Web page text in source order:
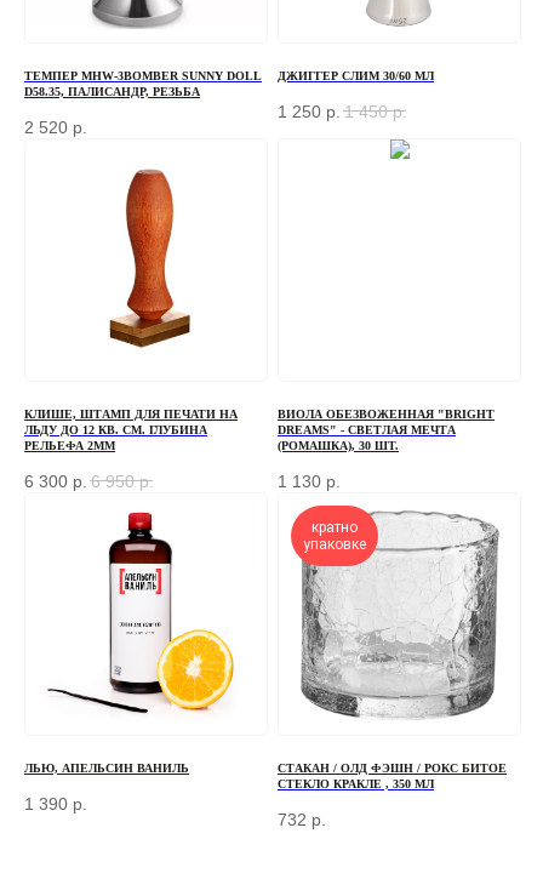
ТЕМПЕР MHW-3BOMBER SUNNY DOLL
D58.35, ПАЛИСАНДР, РЕЗЬБА
2 520 р.
ДЖИГГЕР СЛИМ 30/60 МЛ
1 250 р. 1 450 р.
КЛИШЕ, ШТАМП ДЛЯ ПЕЧАТИ НА
ЛЬДУ ДО 12 КВ. СМ. ГЛУБИНА
РЕЛЬЕФА 2ММ
6 300 р. 6 950 р.
ВИОЛА ОБЕЗВОЖЕННАЯ "BRIGHT
DREAMS" - СВЕТЛАЯ МЕЧТА
(РОМАШКА), 30 ШТ.
1 130 р.
ЛЬЮ, АПЕЛЬСИН ВАНИЛЬ
1 390 р.
кратно
упаковке
СТАКАН / ОЛД ФЭШН / РОКС БИТОЕ
СТЕКЛО КРАКЛЕ , 350 МЛ
732 р.
Если у вас есть вопросы по ассортименту или
нужна консультация — оставьте свои контакты, мы
свяжемся с вами
Отправляя форму, вы соглашаетесь
с Политикой
ОТПРАВИТЬ
ЗАКАЗАТЬ ЗВОНОК
+7 (966) 077-55-50
TELEGRAM
ПЕРЕД ПОСЕЩЕНИЕМ ОФИСА, ПОЖАЛУЙСТА,